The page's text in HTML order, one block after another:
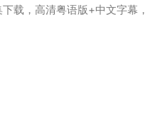
载，高清粤语版+中文字幕，